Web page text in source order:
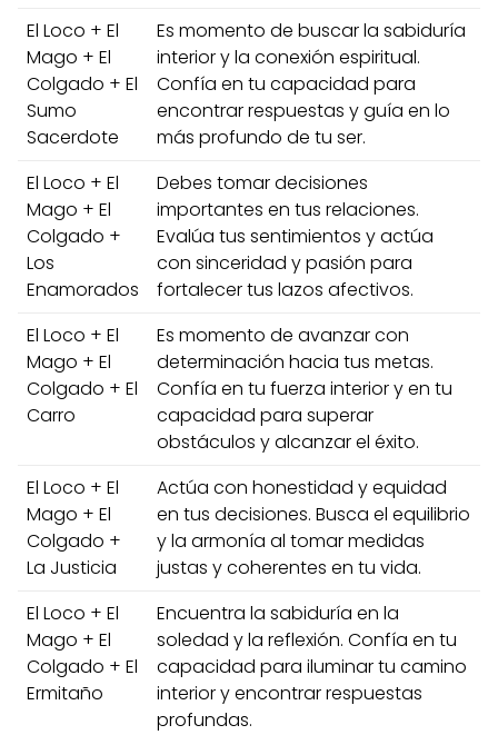
El Loco + El
Mago + El
Colgado + El
Sumo
Sacerdote
Es momento de buscar la sabiduría
interior y la conexión espiritual.
Confía en tu capacidad para
encontrar respuestas y guía en lo
más profundo de tu ser.
El Loco + El
Mago + El
Colgado +
Los
Enamorados
Debes tomar decisiones
importantes en tus relaciones.
Evalúa tus sentimientos y actúa
con sinceridad y pasión para
fortalecer tus lazos afectivos.
El Loco + El
Mago + El
Colgado + El
Carro
Es momento de avanzar con
determinación hacia tus metas.
Confía en tu fuerza interior y en tu
capacidad para superar
obstáculos y alcanzar el éxito.
El Loco + El
Mago + El
Colgado +
La Justicia
Actúa con honestidad y equidad
en tus decisiones. Busca el equilibrio
y la armonía al tomar medidas
justas y coherentes en tu vida.
El Loco + El
Mago + El
Colgado + El
Ermitaño
Encuentra la sabiduría en la
soledad y la reflexión. Confía en tu
capacidad para iluminar tu camino
interior y encontrar respuestas
profundas.